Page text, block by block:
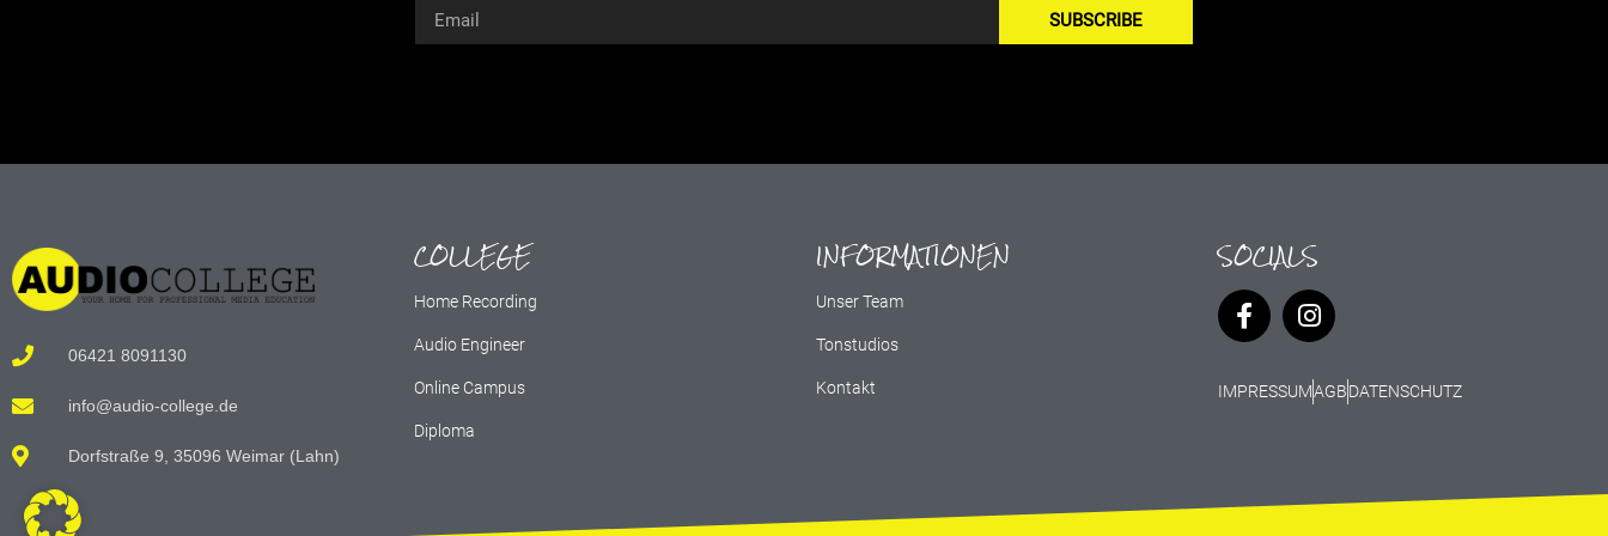
SUBSCRIBE
06421 8091130
info@audio-college.de
Dorfstraße 9, 35096 Weimar (Lahn)
COLLEGE
Home Recording
Audio Engineer
Online Campus
Diploma
INFORMATIONEN
Unser Team
Tonstudios
Kontakt
SOCIALS
IMPRESSUMAGBDATENSCHUTZ